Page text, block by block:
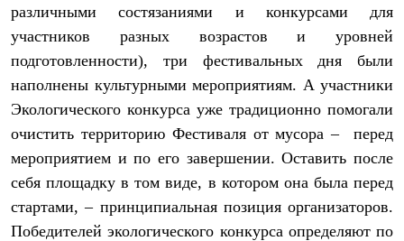
Куртки
Брюки
Жилеты
Комбинезоны
Комплект термобелья
Снаряжение
Палатки и тенты
Тенты
Аксессуары для палаток
Экспедиционные
Легкоходные
различными состязаниями и конкурсами для
участников разных возрастов и уровней
подготовленности), три фестивальных дня были
наполнены культурными мероприятиям. А участники
Экологического конкурса уже традиционно помогали
очистить территорию Фестиваля от мусора – перед
мероприятием и по его завершении. Оставить после
себя площадку в том виде, в котором она была перед
стартами, – принципиальная позиция организаторов.
Победителей экологического конкурса определяют по